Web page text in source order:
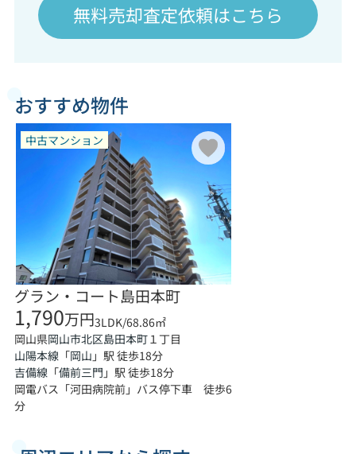
無料売却査定依頼はこちら
おすすめ物件
中古マンション
グラン・コート島田本町
1,790万円3LDK/68.86㎡
岡山県岡山市北区島田本町１丁目
山陽本線「岡山 」駅 徒歩18分
吉備線「備前三門 」駅 徒歩18分
岡電バス「河田病院前」バス停下車 徒歩6
分